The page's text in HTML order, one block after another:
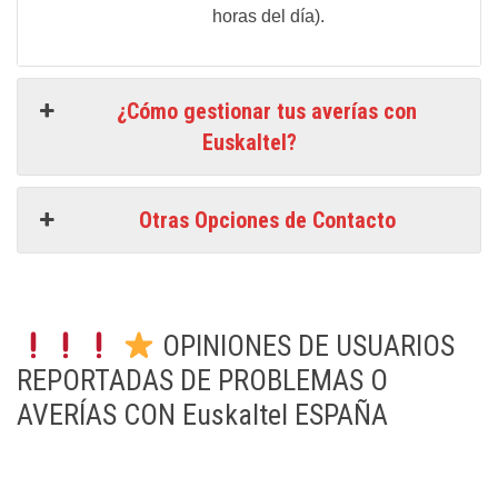
horas del día).
¿Cómo gestionar tus averías con
Euskaltel?
Otras Opciones de Contacto
OPINIONES DE USUARIOS
REPORTADAS DE PROBLEMAS O
AVERÍAS CON Euskaltel ESPAÑA